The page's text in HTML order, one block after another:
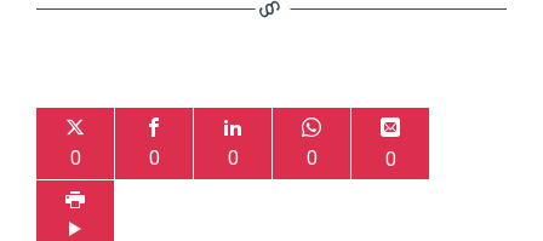
0 0 0 0 0